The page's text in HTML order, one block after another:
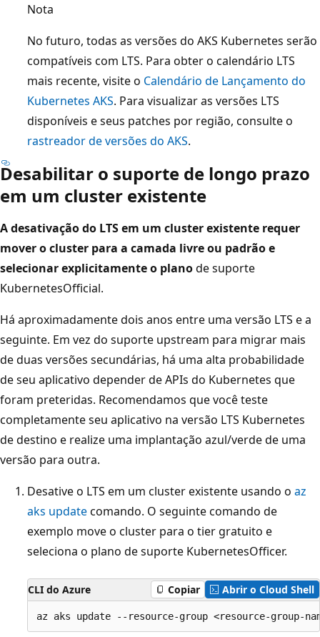
Nota
No futuro, todas as versões do AKS Kubernetes serão
compatíveis com LTS. Para obter o calendário LTS
mais recente, visite o Calendário de Lançamento do
Kubernetes AKS. Para visualizar as versões LTS
disponíveis e seus patches por região, consulte o
rastreador de versões do AKS.
Desabilitar o suporte de longo prazo
em um cluster existente
A desativação do LTS em um cluster existente requer
mover o cluster para a camada livre ou padrão e
selecionar explicitamente o planode suporte
KubernetesOfficial.
Há aproximadamente dois anos entre uma versão LTS e a
seguinte. Em vez do suporte upstream para migrar mais
de duas versões secundárias, há uma alta probabilidade
de seu aplicativo depender de APIs do Kubernetes que
foram preteridas. Recomendamos que você teste
completamente seu aplicativo na versão LTS Kubernetes
de destino e realize uma implantação azul/verde de uma
versão para outra.
Desative o LTS em um cluster existente usando o az
aks updatecomando. O seguinte comando de
exemplo move o cluster para o tier gratuito e
seleciona o plano de suporte KubernetesOfficer.
CLI do Azure Copiar Abrir o Cloud Shell